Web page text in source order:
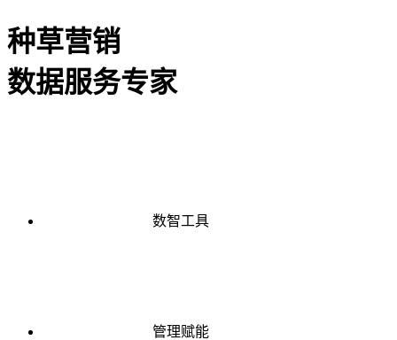
种草营销
数据服务专家
数智工具
管理赋能